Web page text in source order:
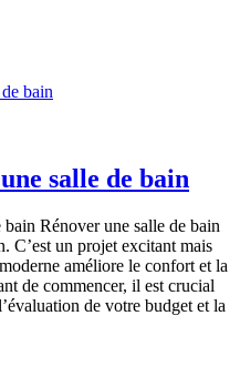
salle de bain
Rénover une salle de bain
C’est un projet excitant mais
améliore le confort et la
de commencer, il est crucial
de votre budget et la